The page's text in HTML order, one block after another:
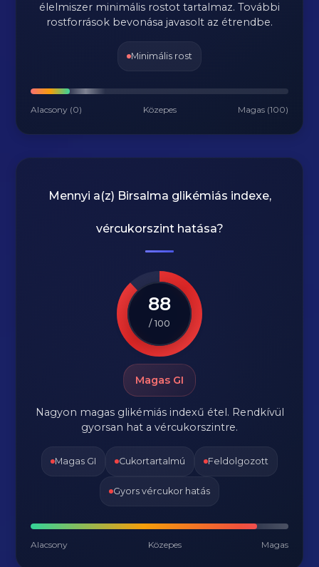
élelmiszer minimális rostot tartalmaz. További
rostforrások bevonása javasolt az étrendbe.
Minimális rost
Alacsony (0) Közepes Magas (100)
Mennyi a(z) Birsalma glikémiás indexe,
vércukorszint hatása?
88
/ 100
Magas GI
Nagyon magas glikémiás indexű étel. Rendkívül
gyorsan hat a vércukorszintre.
Magas GI Cukortartalmú Feldolgozott
Gyors vércukor hatás
Alacsony Közepes Magas